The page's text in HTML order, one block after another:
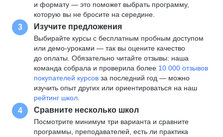
и формату — это поможет выбрать программу,
которую вы не бросите на середине.
3 Изучите предложения
Выбирайте курсы с бесплатным пробным доступом
или демо-уроками — так вы оцените качество
до оплаты. Обязательно читайте отзывы: наша
команда собрала и проверила более 10 000 отзывов
покупателей курсов за последний год — можно
изучить опыт других или ориентироваться на наш
рейтинг школ
4 Сравните несколько школ
Посмотрите минимум три варианта и сравните
программы, преподавателей, есть ли практика